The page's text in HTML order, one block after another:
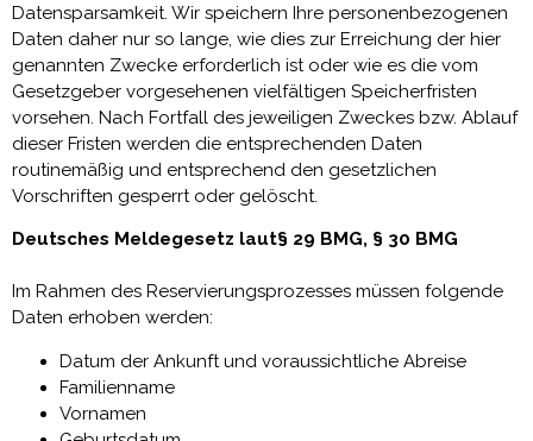
Datensparsamkeit. Wir speichern Ihre personenbezogenen
Daten daher nur so lange, wie dies zur Erreichung der hier
genannten Zwecke erforderlich ist oder wie es die vom
Gesetzgeber vorgesehenen vielfältigen Speicherfristen
vorsehen. Nach Fortfall des jeweiligen Zweckes bzw. Ablauf
dieser Fristen werden die entsprechenden Daten
routinemäßig und entsprechend den gesetzlichen
Vorschriften gesperrt oder gelöscht.
Deutsches Meldegesetz laut§ 29 BMG, § 30 BMG
Im Rahmen des Reservierungsprozesses müssen folgende
Daten erhoben werden:
Datum der Ankunft und voraussichtliche Abreise
Familienname
Vornamen